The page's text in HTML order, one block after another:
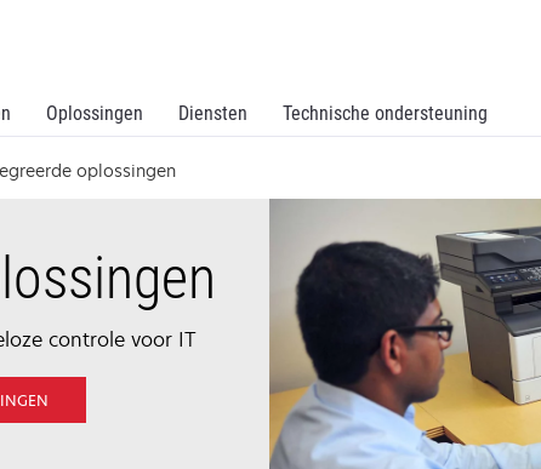
Oplossingen Diensten Technische ondersteuning
oplossingen
controle voor IT